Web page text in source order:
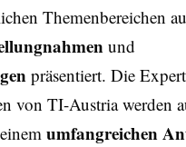
Themenbereichen
und
präsentiert. Die
von TI-Austria werden
umfangreichen